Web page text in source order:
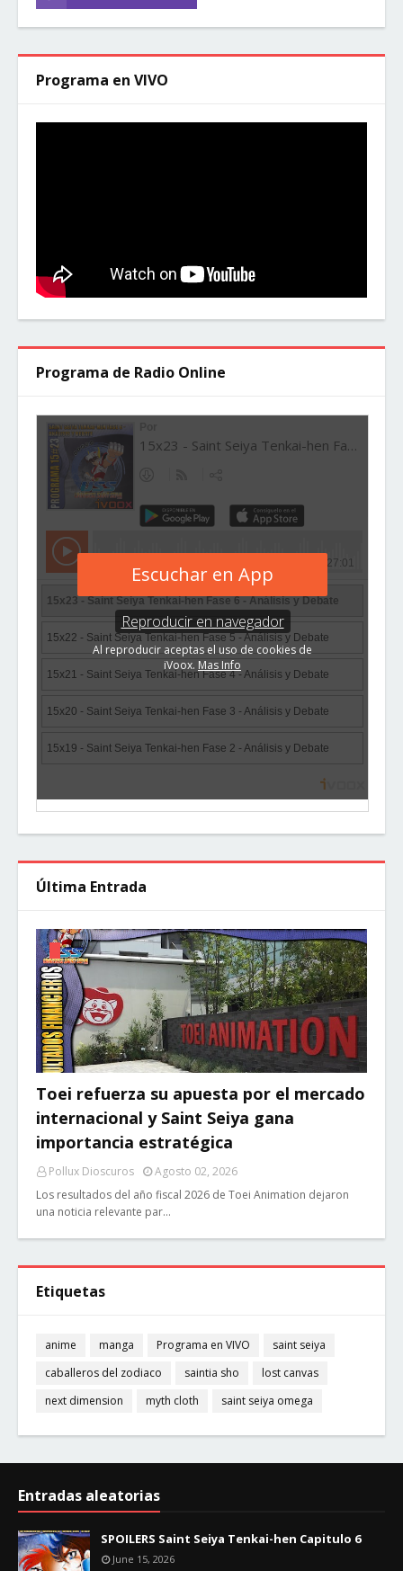
Programa en VIVO
Programa de Radio Online
Última Entrada
Toei refuerza su apuesta por el mercado
internacional y Saint Seiya gana
importancia estratégica
Pollux Dioscuros
Agosto 02, 2026
Los resultados del año fiscal 2026 de Toei Animation dejaron
una noticia relevante par…
Etiquetas
anime manga Programa en VIVO
saint seiya
caballeros del zodiaco
saintia sho
lost canvas
next dimension
myth cloth saint seiya omega
Entradas aleatorias
SPOILERS Saint Seiya Tenkai-hen Capitulo 6
June 15, 2026